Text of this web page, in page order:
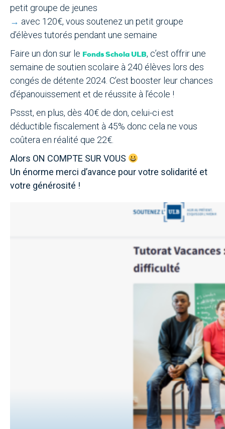
petit groupe de jeunes
→ avec 120€, vous soutenez un petit groupe
d’élèves tutorés pendant une semaine
Faire un don sur le Fonds Schola ULB, c’est offrir une
semaine de soutien scolaire à 240 élèves lors des
congés de détente 2024. C’est booster leur chances
d’épanouissement et de réussite à l’école !
Pssst, en plus, dès 40€ de don, celui-ci est
déductible fiscalement à 45% donc cela ne vous
coûtera en réalité que 22€.
Alors ON COMPTE SUR VOUS
Un énorme merci d’avance pour votre solidarité et
votre générosité !